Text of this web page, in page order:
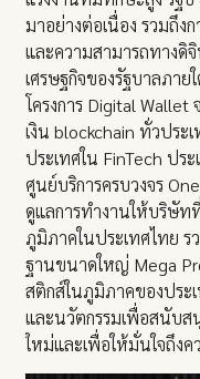
มาอย่างต่อเนื่อง รวมถึ
และความสามารถทางดิ
เศรษฐกิจของรัฐบาลภา
โครงการ Digital Wallet
เงิน blockchain ทั่วประ
ประเทศใน FinTech ปร
ศูนย์บริการครบวงจร
ดูแลการทำงานให้บริษัท
ภูมิภาคในประเทศไทย ร
ฐานขนาดใหญ่ Mega
สติกส์ในภูมิภาคของประ
และนวัตกรรมเพื่อสนับส
ใหม่และเพื่อให้มั่นใจถึง